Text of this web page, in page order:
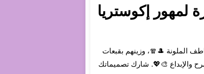
الدافئة والمعاطف الملونة 🎩🧣، وزينهم بقبعات
والإبداع 🎨💖. شارك تصميماتك